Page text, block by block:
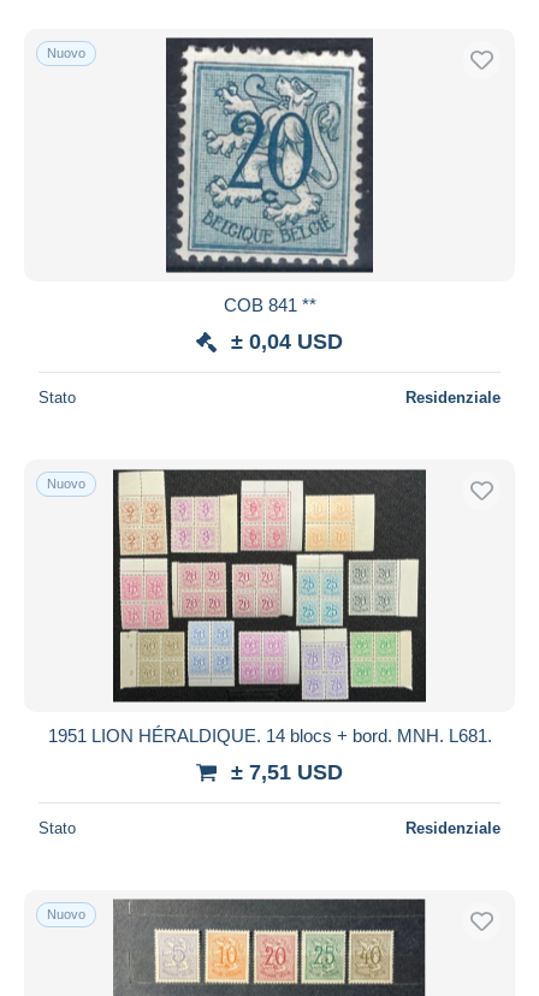
Spedizione gratuita
Metodi di pagamento
PayPal
Bonifico bancario
Mastercard
Bancontact
Residenza del venditore
Aggiorna
Nuovo
COB 841 **
± 0,04 USD
Stato Residenziale
Nuovo
1951 LION HÉRALDIQUE. 14 blocs + bord. MNH. L681.
± 7,51 USD
Stato Residenziale
Nuovo